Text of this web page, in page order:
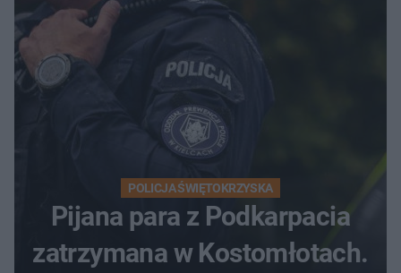
POLICJA ŚWIĘTOKRZYSKA
Pijana para z Podkarpacia
zatrzymana w Kostomłotach.